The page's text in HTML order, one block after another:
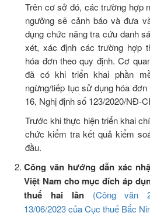
Trên cơ sở đó, các trường hợp
ngưỡng sẽ cảnh báo và đưa
dụng chức năng tra cứu danh
xét, xác định các trường hợp
hóa đơn theo quy định. Cơ
đã có khi triển khai phần
ngừng/tiếp tục sử dụng hóa
16, Nghị định số 123/2020/NĐ-
Trước khi thực hiện triển khai
chức kiểm tra kết quả kiểm
đầu.
Công văn hướng dẫn xác
Việt Nam cho mục đích áp
thuế hai lần
(Công văn
13/06/2023 của Cục thuế Bắc